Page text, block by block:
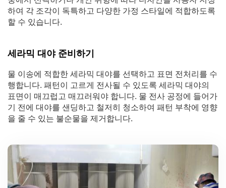
하여 각 조각이 독특하고 다양한 가정 스타일에 적합하도록
할 수 있습니다.
세라믹 대야 준비하기
물 이송에 적합한 세라믹 대야를 선택하고 표면 전처리를 수
행합니다. 패턴이 고르게 전사될 수 있도록 세라믹 대야의
표면이 매끄럽고 매끄러워야 합니다. 물 전사 공정에 들어가
기 전에 대야를 샌딩하고 철저히 청소하여 패턴 부착에 영향
을 줄 수 있는 불순물을 제거합니다.